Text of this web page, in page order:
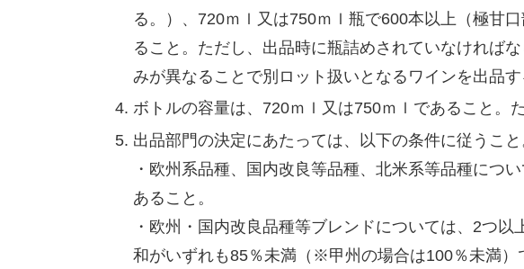
る。）、720ｍｌ又は750ｍｌ瓶で600本以上（極甘
ること。ただし、出品時に瓶詰めされていなければ
みが異なることで別ロット扱いとなるワインを出品
ボトルの容量は、720ｍｌ又は750ｍｌであること。
出品部門の決定にあたっては、以下の条件に従うこと
・欧州系品種、国内改良等品種、北米系等品種につ
あること。
・欧州・国内改良品種等ブレンドについては、2つ
和がいずれも85％未満（※甲州の場合は100％未満）